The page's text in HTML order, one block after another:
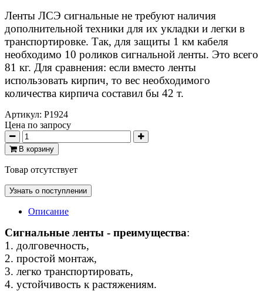
Ленты ЛСЭ сигнальные не требуют наличия
дополнительной техники для их укладки и легки в
транспортировке. Так, для защиты 1 км кабеля
необходимо 10 роликов сигнальной ленты. Это всего
81 кг. Для сравнения: если вместо ленты
использовать кирпич, то вес необходимого
количества кирпича составил бы 42 т.
Артикул: P1924
Цена по запросу
В корзину
Товар отсутствует
Узнать о поступлении
Описание
Сигнальные ленты - преимущества:
1. долговечность,
2. простой монтаж,
3. легко транспортировать,
4. устойчивость к растяжениям.